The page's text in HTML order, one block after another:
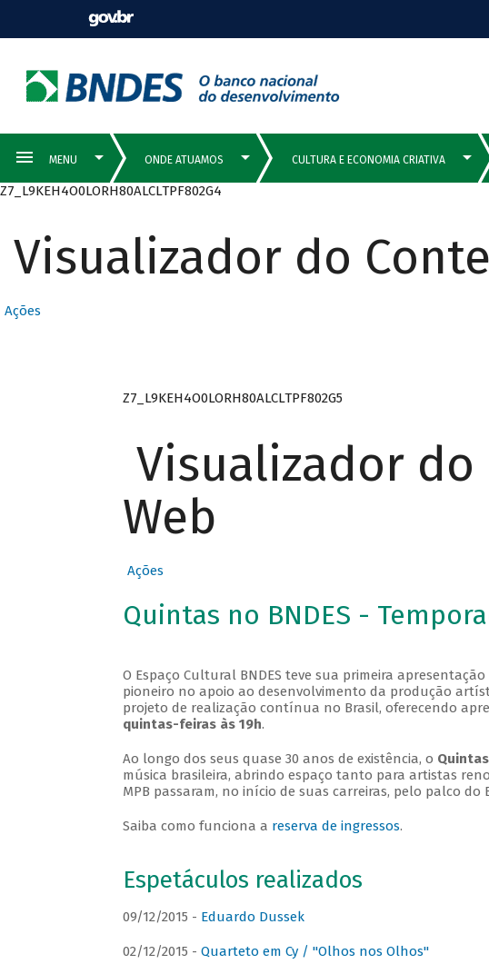
Z7_L9KEH4O0LORH80ALCLTPF802G4
Visualizador do
Ações
Z7_L9KEH4O0LORH80ALCLTPF802G5
Visualizador
Web
Ações
Quintas no BNDES -
O Espaço Cultural BNDES teve sua primeira
pioneiro no apoio ao desenvolvimento da produção
projeto de realização contínua no Brasil, oferecendo
quintas-feiras às 19h.
Ao longo dos seus quase 30 anos de existência, o
música brasileira, abrindo espaço tanto para artistas
MPB passaram, no início de suas carreiras, pelo palco do
Saiba como funciona a reserva de ingressos.
Espetáculos realizados
09/12/2015 - Eduardo Dussek
02/12/2015 - Quarteto em Cy / "Olhos nos Olhos"